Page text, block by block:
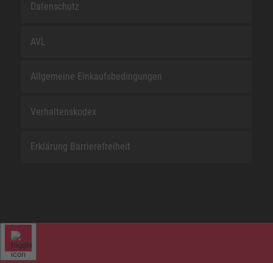
Datenschutz
AVL
Allgemeine Einkaufsbedingungen
Verhaltenskodex
Erklärung Barrierefreiheit